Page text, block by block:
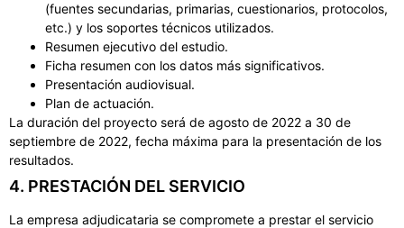
(fuentes secundarias, primarias, cuestionarios, protocolos,
etc.) y los soportes técnicos utilizados.
Resumen ejecutivo del estudio.
Ficha resumen con los datos más significativos.
Presentación audiovisual.
Plan de actuación.
La duración del proyecto será de agosto de 2022 a 30 de
septiembre de 2022, fecha máxima para la presentación de los
resultados.
4. PRESTACIÓN DEL SERVICIO
La empresa adjudicataria se compromete a prestar el servicio